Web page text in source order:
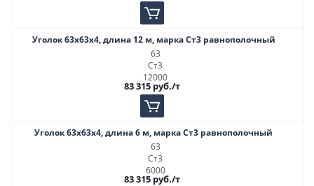
Уголок 63х63х4, длина 12 м, марка Ст3 равнополочный
63
Ст3
12000
83 315руб./т
Уголок 63х63х4, длина 6 м, марка Ст3 равнополочный
63
Ст3
6000
83 315руб./т